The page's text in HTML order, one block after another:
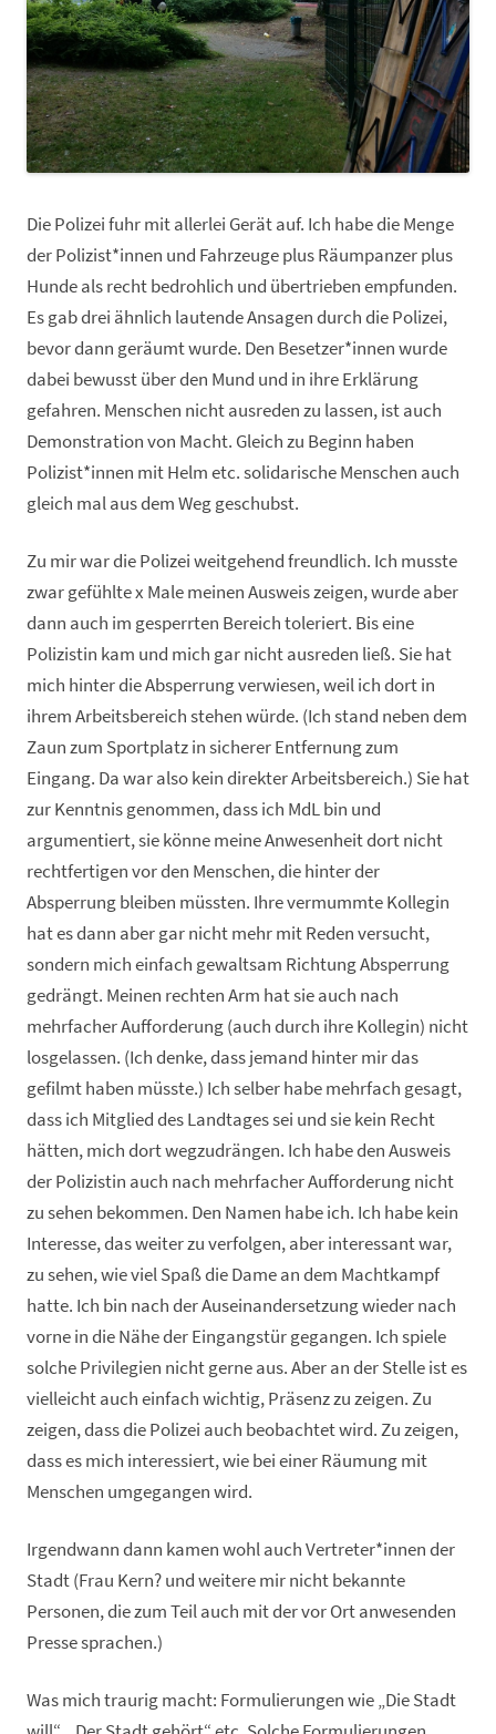
Die Polizei fuhr mit allerlei Gerät auf. Ich habe die Menge
der Polizist*innen und Fahrzeuge plus Räumpanzer plus
Hunde als recht bedrohlich und übertrieben empfunden.
Es gab drei ähnlich lautende Ansagen durch die Polizei,
bevor dann geräumt wurde. Den Besetzer*innen wurde
dabei bewusst über den Mund und in ihre Erklärung
gefahren. Menschen nicht ausreden zu lassen, ist auch
Demonstration von Macht. Gleich zu Beginn haben
Polizist*innen mit Helm etc. solidarische Menschen auch
gleich mal aus dem Weg geschubst.
Zu mir war die Polizei weitgehend freundlich. Ich musste
zwar gefühlte x Male meinen Ausweis zeigen, wurde aber
dann auch im gesperrten Bereich toleriert. Bis eine
Polizistin kam und mich gar nicht ausreden ließ. Sie hat
mich hinter die Absperrung verwiesen, weil ich dort in
ihrem Arbeitsbereich stehen würde. (Ich stand neben dem
Zaun zum Sportplatz in sicherer Entfernung zum
Eingang. Da war also kein direkter Arbeitsbereich.) Sie hat
zur Kenntnis genommen, dass ich MdL bin und
argumentiert, sie könne meine Anwesenheit dort nicht
rechtfertigen vor den Menschen, die hinter der
Absperrung bleiben müssten. Ihre vermummte Kollegin
hat es dann aber gar nicht mehr mit Reden versucht,
sondern mich einfach gewaltsam Richtung Absperrung
gedrängt. Meinen rechten Arm hat sie auch nach
mehrfacher Aufforderung (auch durch ihre Kollegin) nicht
losgelassen. (Ich denke, dass jemand hinter mir das
gefilmt haben müsste.) Ich selber habe mehrfach gesagt,
dass ich Mitglied des Landtages sei und sie kein Recht
hätten, mich dort wegzudrängen. Ich habe den Ausweis
der Polizistin auch nach mehrfacher Aufforderung nicht
zu sehen bekommen. Den Namen habe ich. Ich habe kein
Interesse, das weiter zu verfolgen, aber interessant war,
zu sehen, wie viel Spaß die Dame an dem Machtkampf
hatte. Ich bin nach der Auseinandersetzung wieder nach
vorne in die Nähe der Eingangstür gegangen. Ich spiele
solche Privilegien nicht gerne aus. Aber an der Stelle ist es
vielleicht auch einfach wichtig, Präsenz zu zeigen. Zu
zeigen, dass die Polizei auch beobachtet wird. Zu zeigen,
dass es mich interessiert, wie bei einer Räumung mit
Menschen umgegangen wird.
Irgendwann dann kamen wohl auch Vertreter*innen der
Stadt (Frau Kern? und weitere mir nicht bekannte
Personen, die zum Teil auch mit der vor Ort anwesenden
Presse sprachen.)
Was mich traurig macht: Formulierungen wie „Die Stadt